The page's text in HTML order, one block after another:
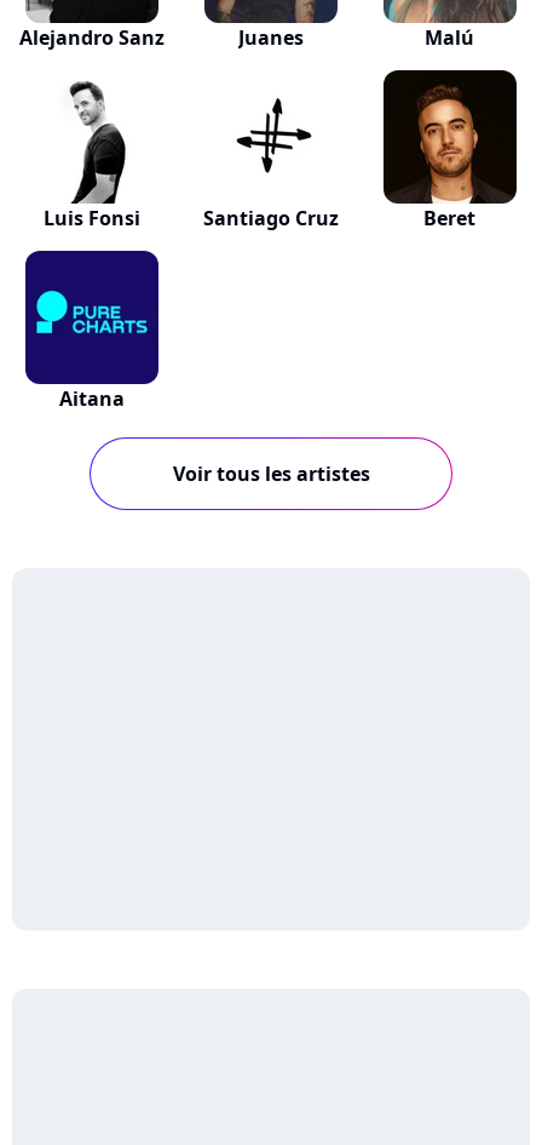
Alejandro Sanz Juanes Malú
Luis Fonsi Santiago Cruz Beret
Aitana
Voir tous les artistes